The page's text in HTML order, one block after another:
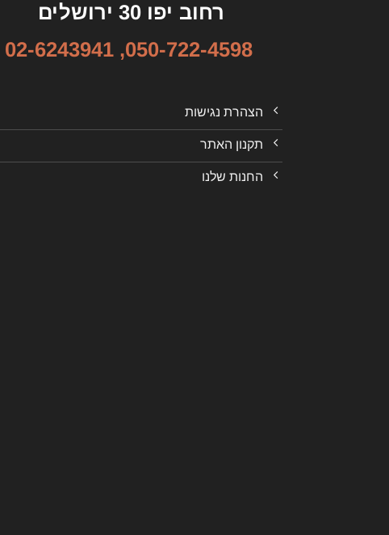
רחוב יפו 30 ירושלים
050-722-4598
,
02-6243941
הצהרת נגישות
תקנון האתר
החנות שלנו